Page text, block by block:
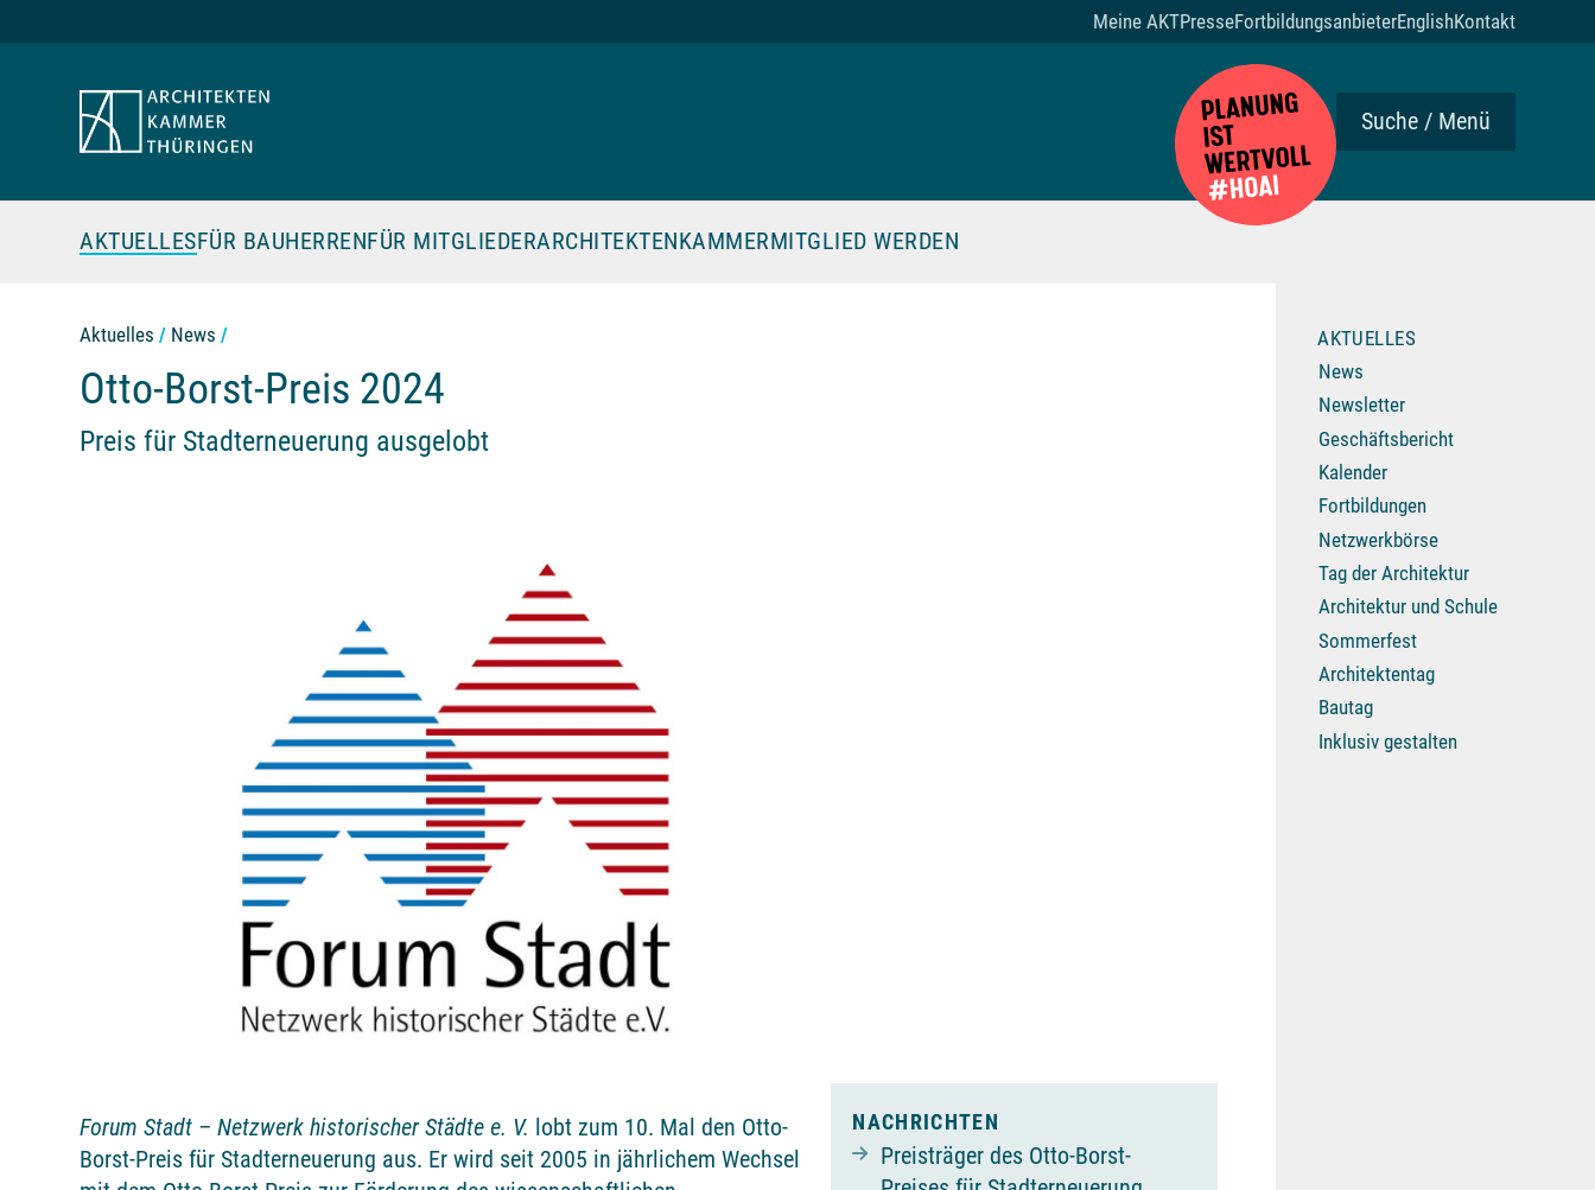
Suche / Menü
AKTUELLESFÜR BAUHERRENFÜR MITGLIEDERARCHITEKTENKAMMERMITGLIED WERDEN
Meine AKTPresseFortbildungsanbieterEnglishKontakt
Aktuelles News
Otto-Borst-Preis 2024
Preis für Stadterneuerung ausgelobt
Forum Stadt – Netzwerk historischer Städte e. V. lobt zum 10. Mal den Otto-
Borst-Preis für Stadterneuerung aus. Er wird seit 2005 in jährlichem Wechsel
NACHRICHTEN
Preisträger des Otto-Borst-
AKTUELLES
News
Newsletter
Geschäftsbericht
Kalender
Fortbildungen
Netzwerkbörse
Tag der Architektur
Architektur und Schule
Sommerfest
Architektentag
Bautag
Inklusiv gestalten